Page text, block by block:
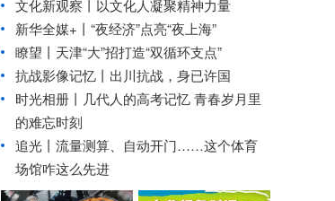
文化新观察丨
以文化人凝聚精神力量
新华全媒+丨 “夜经济”点亮“夜上海”
瞭望丨天津“大”招打造“双循环支点”
抗战影像记忆丨出川抗战，身已许国
时光相册丨几代人的高考记忆 青春岁月里
的难忘时刻
追光丨 流量测算、自动开门……这个体育
场馆咋这么先进